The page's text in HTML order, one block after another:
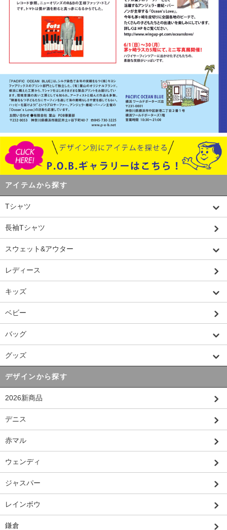
アイテムから探す
Tシャツ
長袖Tシャツ
スウェット&アウター
レディース
キッズ
ベビー
バッグ
グッズ
デザインから探す
2026新商品
デニス
赤マル
ウェンディ
ジャスパー
レインボウ
鎌倉